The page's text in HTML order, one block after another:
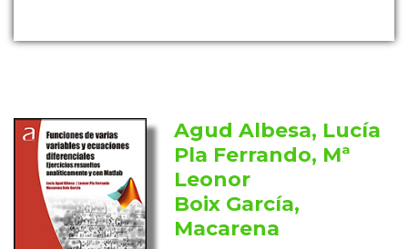
Agud Albesa, Lucía
Pla Ferrando, Mª
Leonor
Boix García,
Macarena